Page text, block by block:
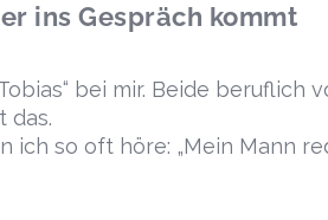
ins Gespräch kommt
bei mir. Beide beruflich
das.
ich so oft höre: „Mein Mann